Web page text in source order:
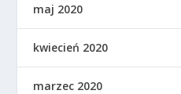
maj 2020
kwiecień 2020
marzec 2020